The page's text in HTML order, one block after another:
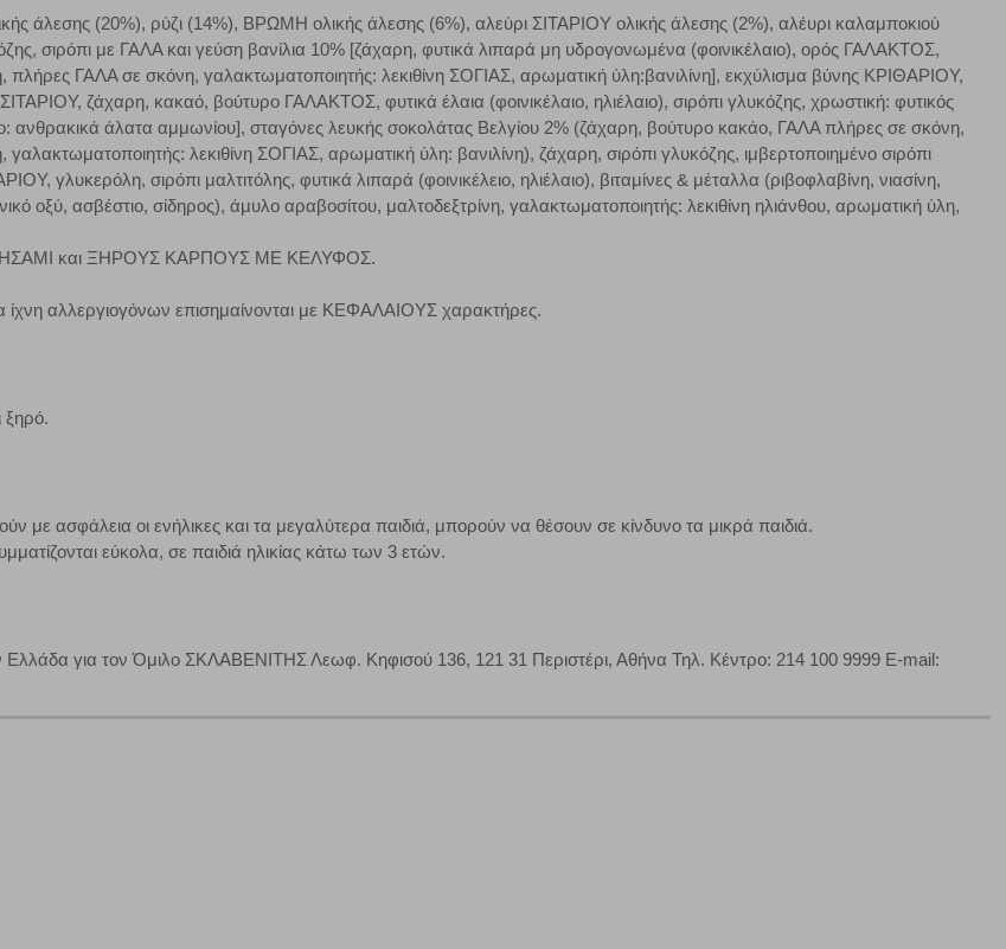
άλεσης (20%), ρύζι (14%), ΒΡΩΜΗ ολικής άλεσης (6%), αλεύρι ΣΙΤΑΡΙΟΥ ολικής άλεσης (2%), αλέυρι καλαμποκιού
σιρόπι με ΓΑΛΑ και γεύση βανίλια 10% [ζάχαρη, φυτικά λιπαρά μη υδρογονωμένα (φοινικέλαιο), ορός ΓΑΛΑΚΤΟΣ,
ΓΑΛΑ σε σκόνη, γαλακτωματοποιητής: λεκιθίνη ΣΟΓΙΑΣ, αρωματική ύλη:βανιλίνη], εκχύλισμα βύνης ΚΡΙΘΑΡΙΟΥ,
ζάχαρη, κακαό, βούτυρο ΓΑΛΑΚΤΟΣ, φυτικά έλαια (φοινικέλαιο, ηλιέλαιο), σιρόπι γλυκόζης, χρωστική: φυτικός
ανθρακικά άλατα αμμωνίου], σταγόνες λευκής σοκολάτας Βελγίου 2% (ζάχαρη, βούτυρο κακάο, ΓΑΛΑ πλήρες σε σκόνη,
λεκιθίνη ΣΟΓΙΑΣ, αρωματική ύλη: βανιλίνη), ζάχαρη, σιρόπι γλυκόζης, ιμβερτοποιημένο σιρόπι
γλυκερόλη, σιρόπι μαλτιτόλης, φυτικά λιπαρά (φοινικέλειο, ηλιέλαιο), βιταμίνες & μέταλλα (ριβοφλαβίνη, νιασίνη,
οξύ, ασβέστιο, σίδηρος), άμυλο αραβοσίτου, μαλτοδεξτρίνη, γαλακτωματοποιητής: λεκιθίνη ηλιάνθου, αρωματική ύλη,
ΣΗΣΑΜΙ και ΞΗΡΟΥΣ ΚΑΡΠΟΥΣ ΜΕ ΚΕΛΥΦΟΣ.
ίχνη αλλεργιογόνων επισημαίνονται με ΚΕΦΑΛΑΙΟΥΣ χαρακτήρες.
ξηρό.
με ασφάλεια οι ενήλικες και τα μεγαλύτερα παιδιά, μπορούν να θέσουν σε κίνδυνο τα μικρά παιδιά.
εύκολα, σε παιδιά ηλικίας κάτω των 3 ετών.
Ελλάδα για τον Όμιλο ΣΚΛΑΒΕΝΙΤΗΣ Λεωφ. Κηφισού 136, 121 31 Περιστέρι, Αθήνα Τηλ. Κέντρο: 214 100 9999 E-mail:
Αποθήκευση ρυθμίσεων Απόρριψη όλων Αποδοχή όλων